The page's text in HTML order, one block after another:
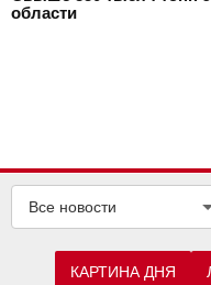
области
Все новости
КАРТИНА ДНЯ